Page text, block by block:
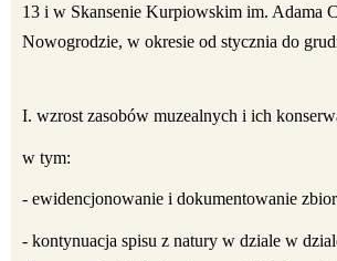
13 i w Skansenie Kurpiowskim im. Adama
Nowogrodzie, w okresie od stycznia do
I. wzrost zasobów muzealnych i ich
w tym:
- ewidencjonowanie i dokumentowanie
- kontynuacja spisu z natury w dziale w